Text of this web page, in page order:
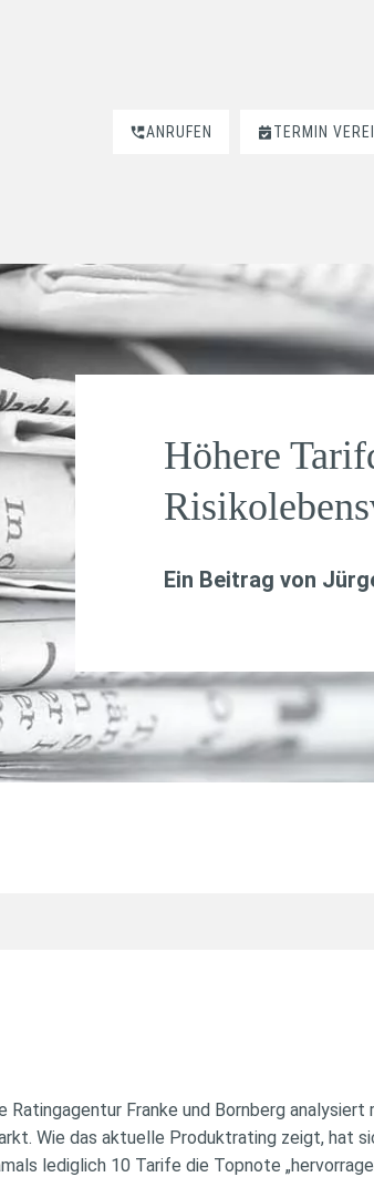
ANRUFEN TERMIN
Höhere
Ein Beitrag von
Ratingagentur Franke und Bornberg
Wie das aktuelle Produktrating zeigt, hat
lediglich 10 Tarife die Topnote